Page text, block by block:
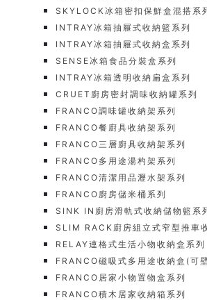
SKYLOCK冰箱密扣保鮮盒混搭系
INTRAY冰箱抽屜式收納籃系列
INTRAY冰箱抽屜式收納盒系列
SENSE冰箱食品分裝盒系列
INTRAY冰箱透明收納扁盒系列
CRUET廚房密封調味收納罐系列
FRANCO調味罐收納架系列
FRANCO餐廚具收納架系列
FRANCO三層廚具收納架系列
FRANCO多用途湯杓架系列
FRANCO清潔用品瀝水架系列
FRANCO廚房儲米桶系列
SINK IN廚房滑軌式收納儲物籃系
SLIM RACK廚房組立式窄型推車
RELAY連格式生活小物收納盒系列
FRANCO磁吸式多用途收納盒(可
FRANCO居家小物置物盒系列
FRANCO積木居家收納箱系列